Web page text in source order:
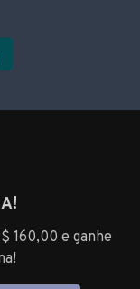
160,00 e ganhe